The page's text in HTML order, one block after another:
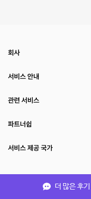
더 많은 후기
회사
서비스 안내
관련 서비스
파트너쉽
서비스 제공 국가
(주)NSPACE 사업자정보